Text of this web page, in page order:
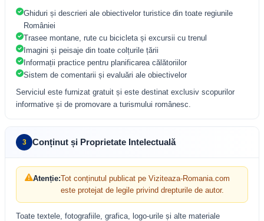
Ghiduri și descrieri ale obiectivelor turistice din toate regiunile
României
Trasee montane, rute cu bicicleta și excursii cu trenul
Imagini și peisaje din toate colțurile țării
Informații practice pentru planificarea călătoriilor
Sistem de comentarii și evaluări ale obiectivelor
Serviciul este furnizat gratuit și este destinat exclusiv scopurilor
informative și de promovare a turismului românesc.
3 Conținut și Proprietate Intelectuală
Atenție: Tot conținutul publicat pe Viziteaza-Romania.com
este protejat de legile privind drepturile de autor.
Toate textele, fotografiile, grafica, logo-urile și alte materiale